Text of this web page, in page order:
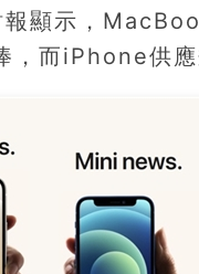
顯示，
，而iPhone供